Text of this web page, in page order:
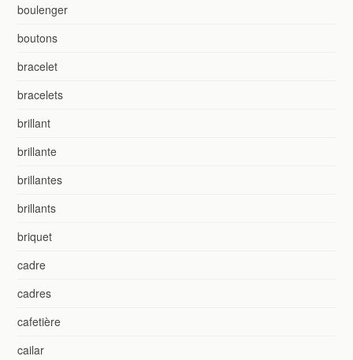
boulenger
boutons
bracelet
bracelets
brillant
brillante
brillantes
brillants
briquet
cadre
cadres
cafetière
cailar